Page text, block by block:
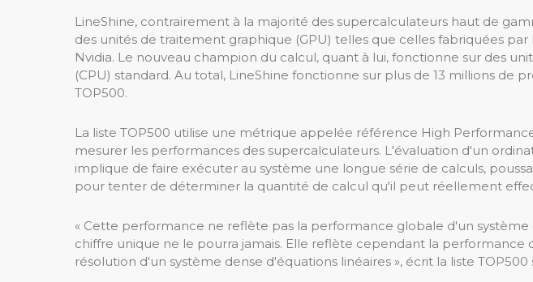
LineShine, contrairement à la majorité des supercalculateurs haut de
des unités de traitement graphique (GPU) telles que celles fabriquées
Nvidia. Le nouveau champion du calcul, quant à lui, fonctionne sur des
(CPU) standard. Au total, LineShine fonctionne sur plus de 13 millions de
TOP500.
La liste TOP500 utilise une métrique appelée référence High
mesurer les performances des supercalculateurs. L'évaluation d'un
implique de faire exécuter au système une longue série de calculs,
pour tenter de déterminer la quantité de calcul qu'il peut réellement
« Cette performance ne reflète pas la performance globale d'un
chiffre unique ne le pourra jamais. Elle reflète cependant la performance
résolution d'un système dense d'équations linéaires », écrit la liste